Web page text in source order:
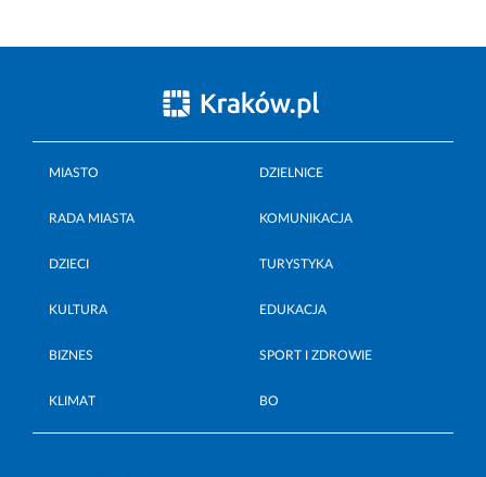
MIASTO DZIELNICE
RADA MIASTA KOMUNIKACJA
DZIECI TURYSTYKA
KULTURA EDUKACJA
BIZNES SPORT I ZDROWIE
KLIMAT BO